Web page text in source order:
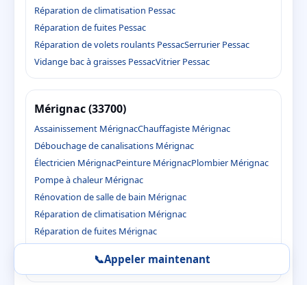
Réparation de climatisation Pessac
Réparation de fuites Pessac
Réparation de volets roulants PessacSerrurier Pessac
Vidange bac à graisses PessacVitrier Pessac
Mérignac (33700)
Assainissement MérignacChauffagiste Mérignac
Débouchage de canalisations Mérignac
Électricien MérignacPeinture MérignacPlombier Mérignac
Pompe à chaleur Mérignac
Rénovation de salle de bain Mérignac
Réparation de climatisation Mérignac
Réparation de fuites Mérignac
Vidange bac à graisses MérignacVitrier Mérignac
📞Appeler maintenant